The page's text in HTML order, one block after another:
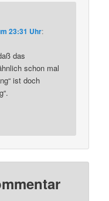
23:31 Uhr:
das
schon mal
ist doch